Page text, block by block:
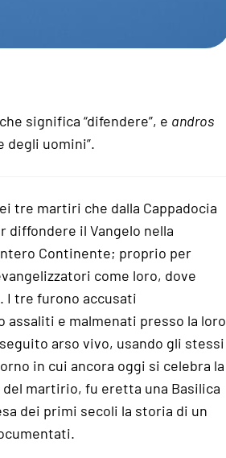
significa “difendere”, e andros
degli uomini”.
tre martiri che dalla Cappadocia
diffondere il Vangelo nella
Continente; proprio per
come loro, dove
I tre furono accusati
assaliti e malmenati presso la loro
arso vivo, usando gli stessi
in cui ancora oggi si celebra la
del martirio, fu eretta una Basilica
dei primi secoli la storia di un